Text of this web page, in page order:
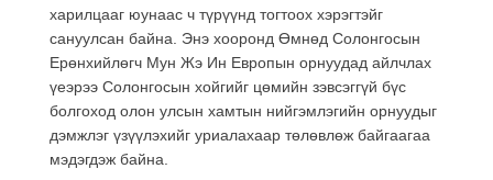
харилцааг юунаас ч түрүүнд тогтоох хэрэгтэйг
сануулсан байна. Энэ хооронд Өмнөд Солонгосын
Ерөнхийлөгч Мун Жэ Ин Европын орнуудад айлчлах
үеэрээ Солонгосын хойгийг цөмийн зэвсэггүй бүс
болгоход олон улсын хамтын нийгэмлэгийн орнуудыг
дэмжлэг үзүүлэхийг уриалахаар төлөвлөж байгаагаа
мэдэгдэж байна.